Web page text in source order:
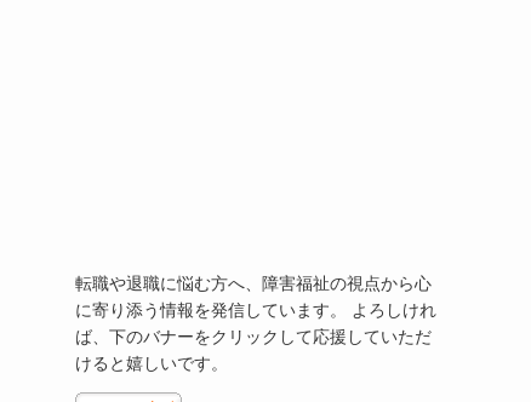
転職や退職に悩む方へ、障害福祉の視点から心
に寄り添う情報を発信しています。 よろしけれ
ば、下のバナーをクリックして応援していただ
けると嬉しいです。